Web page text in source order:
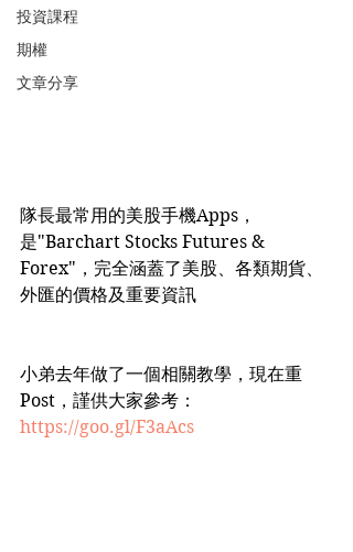
投資課程
期權
文章分享
隊長最常用的美股手機Apps，
是"Barchart Stocks Futures &
Forex"，完全涵蓋了美股、各類期貨、
外匯的價格及重要資訊
小弟去年做了一個相關教學，現在重
Post，謹供大家參考：
https://goo.gl/F3aAcs